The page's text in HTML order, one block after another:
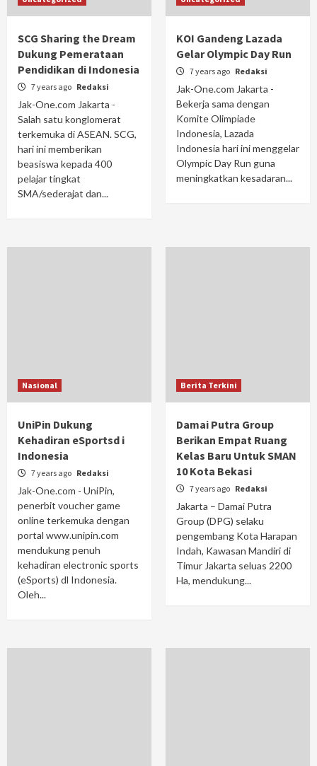
SCG Sharing the Dream
Dukung Pemerataan
Pendidikan di Indonesia
7 years ago Redaksi
Jak-One.com Jakarta -
Salah satu konglomerat
terkemuka di ASEAN. SCG,
hari ini memberikan
beasiswa kepada 400
pelajar tingkat
SMA/sederajat dan...
KOI Gandeng Lazada
Gelar Olympic Day Run
7 years ago Redaksi
Jak-One.com Jakarta -
Bekerja sama dengan
Komite Olimpiade
Indonesia, Lazada
Indonesia hari ini menggelar
Olympic Day Run guna
meningkatkan kesadaran...
Nasional
UniPin Dukung
Kehadiran eSportsd i
Indonesia
7 years ago Redaksi
Jak-One.com - UniPin,
penerbit voucher game
online terkemuka dengan
portal www.unipin.com
mendukung penuh
kehadiran electronic sports
(eSports) dl Indonesia.
Oleh...
Berita Terkini
Damai Putra Group
Berikan Empat Ruang
Kelas Baru Untuk SMAN
10 Kota Bekasi
7 years ago Redaksi
Jakarta – Damai Putra
Group (DPG) selaku
pengembang Kota Harapan
Indah, Kawasan Mandiri di
Timur Jakarta seluas 2200
Ha, mendukung...